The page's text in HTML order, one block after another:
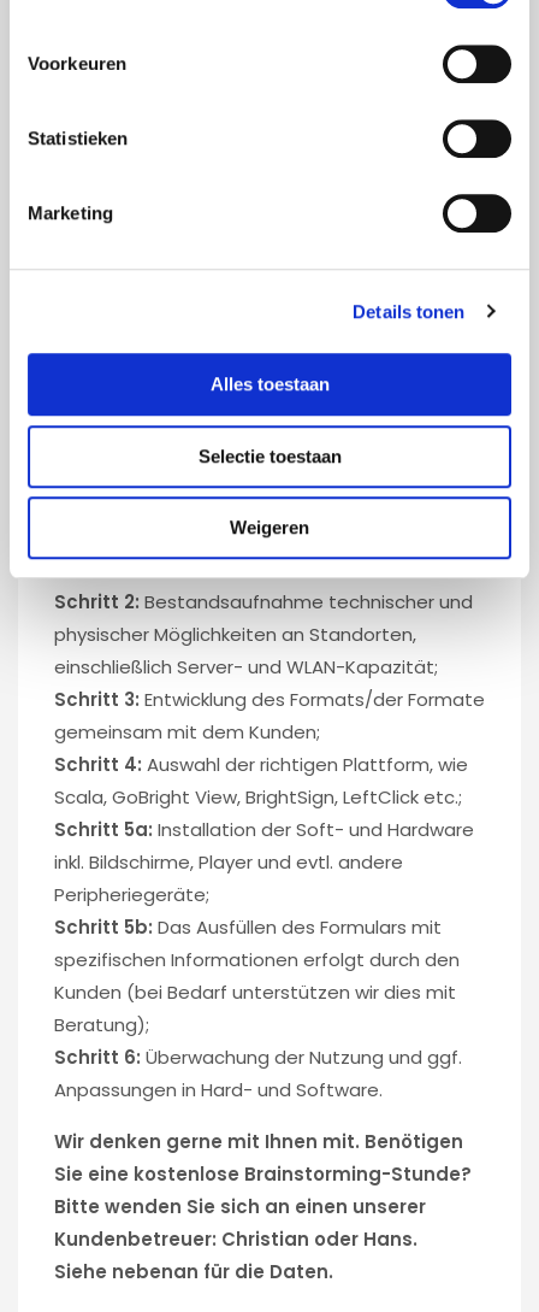
Voorkeuren
Statistieken
Marketing
Details tonen
Alles toestaan
Selectie toestaan
Weigeren
und wann besprochen werden. Das sogenannte
sich dann immer wieder. Neben Texten, Fotos
Verknüpfungen mit Outlook, Google Kalender,
Geracc oder anderen Kalender-Apps möglich.
Bei FOXX AV verfolgen wir einen schrittweisen
Ansatz, um eine optimale Nutzung von
Narrowcasting in Ihrem Unternehmen zu
erreichen. Dabei greifen wir auf unsere über 15-
jährige Erfahrung zurück.
Zielgruppen- und
Kommunikationsbotschaften ermitteln;
Schritt 2: Bestandsaufnahme technischer und
physischer Möglichkeiten an Standorten,
einschließlich Server- und WLAN-Kapazität;
Schritt 3: Entwicklung des Formats/der Formate
gemeinsam mit dem Kunden;
Schritt 4: Auswahl der richtigen Plattform, wie
Scala, GoBright View, BrightSign, LeftClick etc.;
Schritt 5a: Installation der Soft- und Hardware
inkl. Bildschirme, Player und evtl. andere
Peripheriegeräte;
Schritt 5b: Das Ausfüllen des Formulars mit
spezifischen Informationen erfolgt durch den
Kunden (bei Bedarf unterstützen wir dies mit
Beratung);
Schritt 6: Überwachung der Nutzung und ggf.
Anpassungen in Hard- und Software.
Wir denken gerne mit Ihnen mit. Benötigen
Sie eine kostenlose Brainstorming-Stunde?
Bitte wenden Sie sich an einen unserer
Kundenbetreuer: Christian oder Hans.
Siehe nebenan für die Daten.